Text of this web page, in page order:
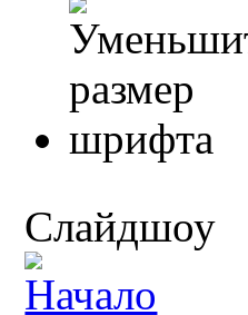
Слайдшоу